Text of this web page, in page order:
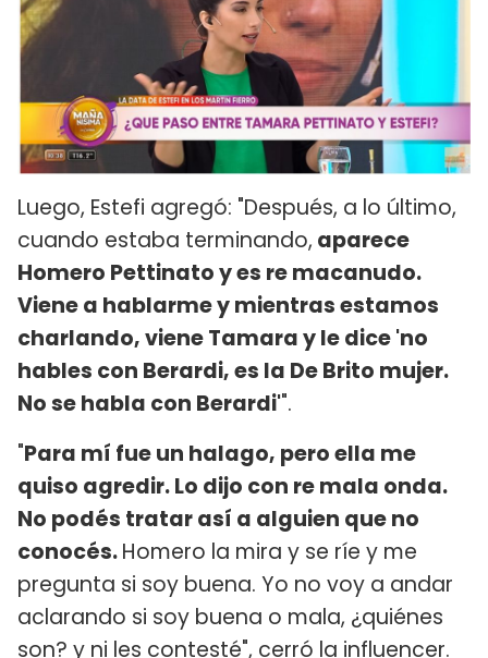
Luego, Estefi agregó: "Después, a lo último,
cuando estaba terminando, aparece
Homero Pettinato y es re macanudo.
Viene a hablarme y mientras estamos
charlando, viene Tamara y le dice 'no
hables con Berardi, es la De Brito mujer.
No se habla con Berardi'".
"Para mí fue un halago, pero ella me
quiso agredir. Lo dijo con re mala onda.
No podés tratar así a alguien que no
conocés.Homero la mira y se ríe y me
pregunta si soy buena. Yo no voy a andar
aclarando si soy buena o mala, ¿quiénes
son? y ni les contesté", cerró la influencer.